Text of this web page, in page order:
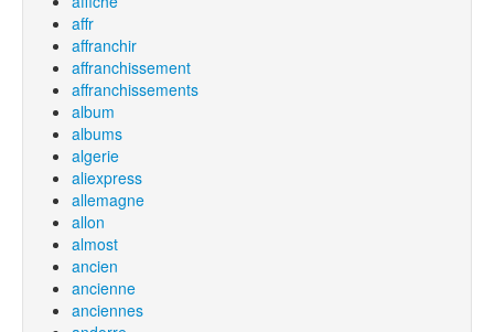
affr
affranchir
affranchissement
affranchissements
album
albums
algerie
aliexpress
allemagne
allon
almost
ancien
ancienne
anciennes